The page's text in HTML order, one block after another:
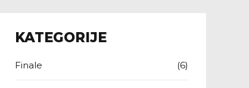
KATEGORIJE
Finale (6)